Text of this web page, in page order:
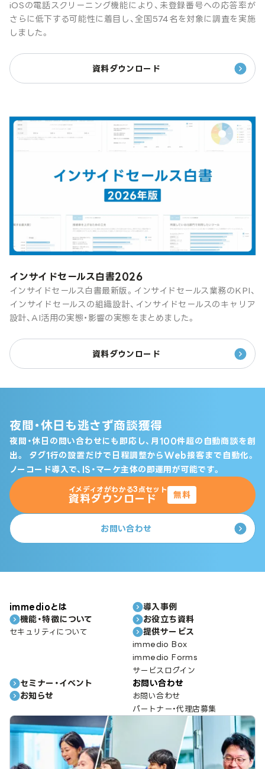
iOSの電話スクリーニング機能により、未登録番号への応答率が
さらに低下する可能性に着目し、全国574名を対象に調査を実施
しました。
資料ダウンロード
インサイドセールス白書2026
インサイドセールス白書最新版。インサイドセールス業務のKPI、
インサイドセールスの組織設計、インサイドセールスのキャリア
設計、AI活用の実態・影響の実態をまとめました。
資料ダウンロード
夜間・休日も逃さず商談獲得
夜間・休日の問い合わせにも即応し、月100件超の自動商談を創
出。
タグ1行の設置だけで日程調整からWeb接客まで自動化。
ノーコード導入で、IS・マーケ主体の即運用が可能です。
イメディオがわかる3点セット
資料ダウンロード 無料
お問い合わせ
immedioとは
機能・特徴について
セキュリティについて
導入事例
お役立ち資料
提供サービス
immedio Box
immedio Forms
サービスログイン
セミナー・イベント
お知らせ
お問い合わせ
お問い合わせ
パートナー・代理店募集